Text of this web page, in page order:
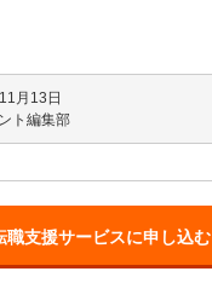
月13日
ト編集部
職支援サービスに申し込む